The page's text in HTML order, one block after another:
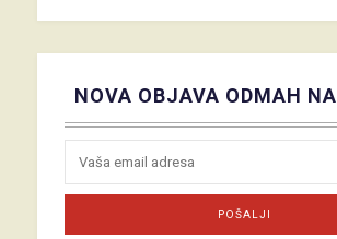
NOVA OBJAVA ODMAH